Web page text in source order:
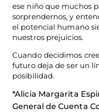
ese niño que muchos
sorprendernos, y
el potencial humano
nuestros prejuicios.
Cuando decidimos
futuro deja de ser un
posibilidad.
*Alicia Margarita
General de Cuenta